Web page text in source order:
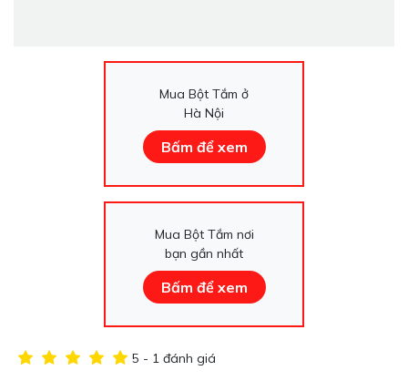
Mua Bột Tắm ở
Hà Nội
Bấm để xem
Mua Bột Tắm nơi
bạn gần nhất
Bấm để xem
5 - 1 đánh giá